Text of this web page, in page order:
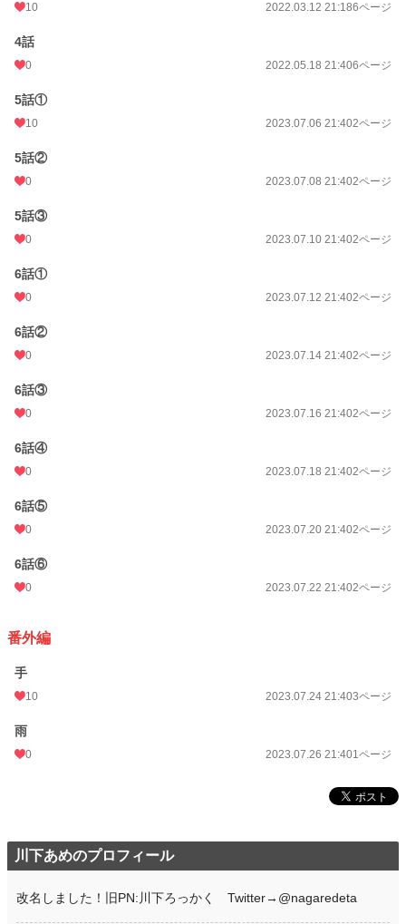
10 2022.03.12 21:186ページ
4話
0 2022.05.18 21:406ページ
5話①
10 2023.07.06 21:402ページ
5話②
0 2023.07.08 21:402ページ
5話③
0 2023.07.10 21:402ページ
6話①
0 2023.07.12 21:402ページ
6話②
0 2023.07.14 21:402ページ
6話③
0 2023.07.16 21:402ページ
6話④
0 2023.07.18 21:402ページ
6話⑤
0 2023.07.20 21:402ページ
6話⑥
0 2023.07.22 21:402ページ
番外編
手
10 2023.07.24 21:403ページ
雨
0 2023.07.26 21:401ページ
川下あめのプロフィール
改名しました！旧PN:川下ろっかく Twitter→@nagaredeta